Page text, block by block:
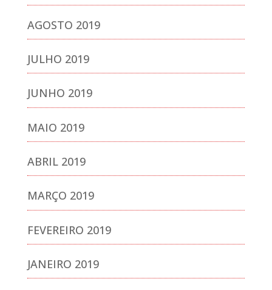
AGOSTO 2019
JULHO 2019
JUNHO 2019
MAIO 2019
ABRIL 2019
MARÇO 2019
FEVEREIRO 2019
JANEIRO 2019